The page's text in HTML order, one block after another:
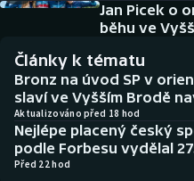
Baseball a softbal
Basketbal
Biatlon
Boby a skeleton
Soutěže
Historické návraty
Aplikace ČT sport
AZ kvíz
Jan Picek o
běhu ve
Články k tématu
Bronz na úvod SP v
slaví ve Vyšším Brodě
Aktualizováno před 18 hod
Nejlépe placený český
podle Forbesu vydělal
Před 22 hod